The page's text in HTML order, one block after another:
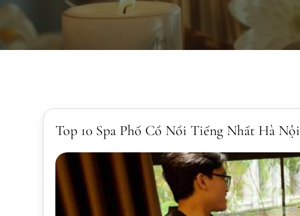
Top 10 Spa Phố Cổ Nổi Tiếng Nhất Hà Nội